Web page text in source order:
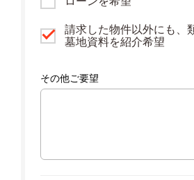
請求した物件以外にも、
墓地資料を紹介希望
その他ご要望